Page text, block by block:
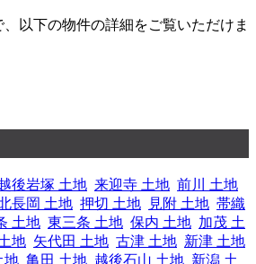
、以下の物件の詳細をご覧いただけま
後岩塚 土地 来迎寺 土地 前川 土地
長岡 土地 押切 土地 見附 土地 帯織
土地 東三条 土地 保内 土地 加茂 土
地 矢代田 土地 古津 土地 新津 土地
地 亀田 土地 越後石山 土地 新潟 土